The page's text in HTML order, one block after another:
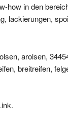
how in den
lackierungen,
arolsen,
breitreifen,